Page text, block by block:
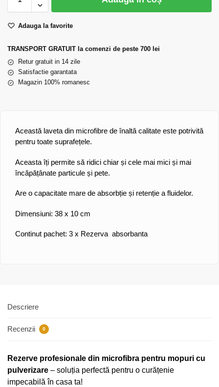
Adauga la favorite
TRANSPORT GRATUIT la comenzi de peste 700 lei
Retur gratuit in 14 zile
Satisfactie garantata
Magazin 100% romanesc
Această laveta din microfibre de înaltă calitate este potrivită
pentru toate suprafețele.
Aceasta îți permite să ridici chiar și cele mai mici și mai
încăpățânate particule și pete.
Are o capacitate mare de absorbție și retenție a fluidelor.
Dimensiuni: 38 x 10 cm
Continut pachet: 3 x Rezerva absorbanta
Descriere
Recenzii 0
Rezerve profesionale din microfibra pentru mopuri cu
pulverizare – soluția perfectă pentru o curățenie
impecabilă în casa ta!